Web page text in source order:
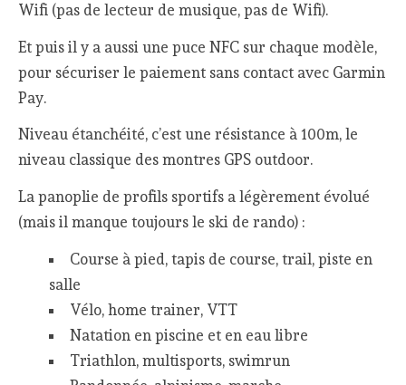
Wifi (pas de lecteur de musique, pas de Wifi).
Et puis il y a aussi une puce NFC sur chaque modèle,
pour sécuriser le paiement sans contact avec Garmin
Pay.
Niveau étanchéité, c’est une résistance à 100m, le
niveau classique des montres GPS outdoor.
La panoplie de profils sportifs a légèrement évolué
(mais il manque toujours le ski de rando) :
Course à pied, tapis de course, trail, piste en
salle
Vélo, home trainer, VTT
Natation en piscine et en eau libre
Triathlon, multisports, swimrun